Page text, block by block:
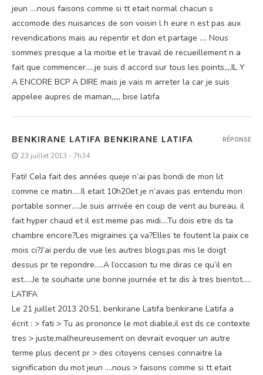
jeun ….nous faisons comme si tt etait normal chacun s
accomode des nuisances de son voisin l h eure n est pas aux
revendications mais au repentir et don et partage …. Nous
sommes presque a la moitie et le travail de recueillement n a
fait que commencer…..je suis d accord sur tous les points,,,,IL Y
A ENCORE BCP A DIRE mais je vais m arreter la car je suis
appelee aupres de maman,,,,, bise latifa
BENKIRANE LATIFA BENKIRANE LATIFA
23 juillet 2013 - 7h34
Fati! Cela fait des années queje n’ai pas bondi de mon lit
comme ce matin…..Il etait 10h20et je n’avais pas entendu mon
portable sonner…..Je suis arrivée en coup de vent au bureau, il
fait hyper chaud et il est meme pas midi….Tu dois etre ds ta
chambre encore?Les migraines ça va?Elles te foutent la paix ce
mois ci?J’ai perdu de vue les autres blogs,pas mis le doigt
dessus pr te repondre…..A l’occasion tu me diras ce qu’il en
est…..Je te souhaite une bonne journée et te dis à tres bientot…..
LATIFA
Le 21 juillet 2013 20:51, benkirane Latifa benkirane Latifa a
écrit : > fati > Tu as prononce le mot diable,il est ds ce contexte
tres > juste,malheureusement on devrait evoquer un autre
terme plus decent pr > des citoyens censes connaitre la
signification du mot jeun ….nous > faisons comme si tt etait
RÉPONSE